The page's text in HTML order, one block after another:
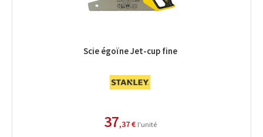
Scie égoïne Jet-cup fine
37,37 € l'unité